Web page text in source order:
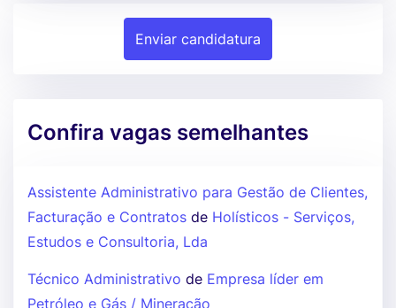
Enviar candidatura
Confira vagas semelhantes
Assistente Administrativo para Gestão de Clientes,
Facturação e Contratos de Holísticos - Serviços,
Estudos e Consultoria, Lda
Técnico Administrativo de Empresa líder em
Petróleo e Gás / Mineração